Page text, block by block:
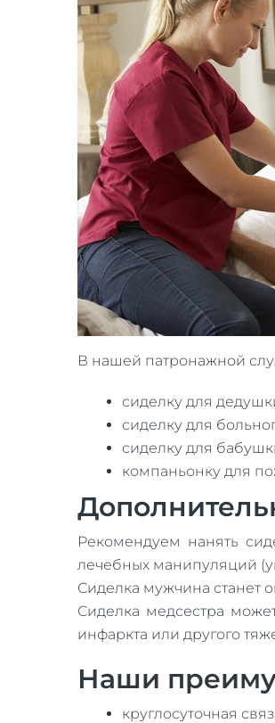
В нашей патронажной
сиделку для
сиделку для
сиделку для
компаньонку для
Рекомендуем нанять
лечебных манипуляций
Сиделка мужчина станет
Сиделка медсестра
инфаркта или другого
Наши
круглосуточная